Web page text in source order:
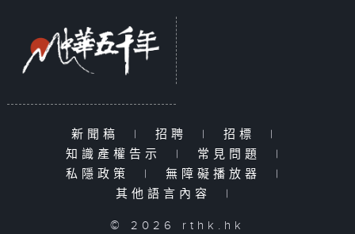
新聞稿 | 招聘 | 招標
|
知識產權告示
| 常見問題
|
私隱政策
| 無障礙播放器
|
其他語言內容
|
© 2026 rthk.hk